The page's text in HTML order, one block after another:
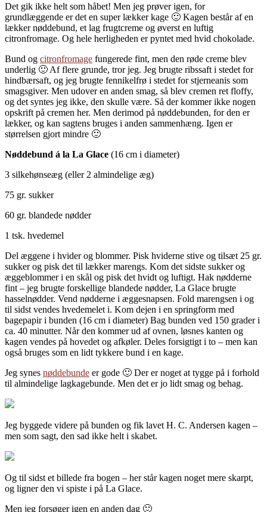
Det gik ikke helt som håbet! Men jeg prøver igen, for
grundlæggende er det en super lækker kage 🙂 Kagen består af en
lækker nøddebund, et lag frugtcreme og øverst en luftig
citronfromage. Og hele herligheden er pyntet med hvid chokolade.
Bund og citronfromage fungerede fint, men den røde creme blev
underlig 🙂 Af flere grunde, tror jeg. Jeg brugte ribssaft i stedet for
hindbærsaft, og jeg brugte fennikelfrø i stedet for stjerneanis som
smagsgiver. Men udover en anden smag, så blev cremen ret floffy,
og det syntes jeg ikke, den skulle være. Så der kommer ikke nogen
opskrift på cremen her. Men derimod på nøddebunden, for den er
lækker, og kan sagtens bruges i anden sammenhæng. Igen er
størrelsen gjort mindre 🙂
Nøddebund á la La Glace (16 cm i diameter)
3 silkehønseæg (eller 2 almindelige æg)
75 gr. sukker
60 gr. blandede nødder
1 tsk. hvedemel
Del æggene i hvider og blommer. Pisk hviderne stive og tilsæt 25 gr.
sukker og pisk det til lækker marengs. Kom det sidste sukker og
æggeblommer i en skål og pisk det hvidt og luftigt. Hak nødderne
fint – jeg brugte forskellige blandede nødder, La Glace brugte
hasselnødder. Vend nødderne i æggesnapsen. Fold marengsen i og
til sidst vendes hvedemelet i. Kom dejen i en springform med
bagepapir i bunden (16 cm i diameter) Bag bunden ved 150 grader i
ca. 40 minutter. Når den kommer ud af ovnen, løsnes kanten og
kagen vendes på hovedet og afkøler. Deles forsigtigt i to – men kan
også bruges som en lidt tykkere bund i en kage.
Jeg synes nøddebunde er gode 🙂 Der er noget at tygge på i forhold
til almindelige lagkagebunde. Men det er jo lidt smag og behag.
Jeg byggede videre på bunden og fik lavet H. C. Andersen kagen –
men som sagt, den sad ikke helt i skabet.
Og til sidst et billede fra bogen – her står kagen noget mere skarpt,
og ligner den vi spiste i på La Glace.
Men jeg forsøger igen en anden dag 🙂